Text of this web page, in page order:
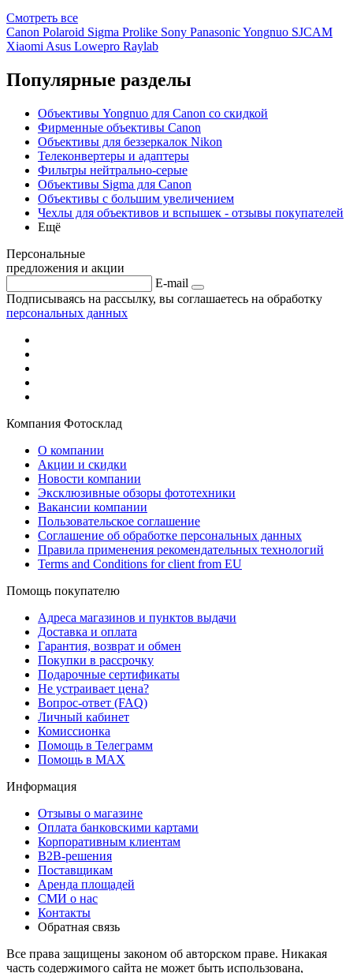
Смотреть все
Canon Polaroid Sigma Prolike Sony PanasonicYongnuo SJCAM
Xiaomi Asus Lowepro Raylab
Популярные разделы
Объективы Yongnuo для Canon со скидкой
Фирменные объективы Canon
Объективы для беззеркалок Nikon
Телеконвертеры и адаптеры
Фильтры нейтрально-серые
Объективы Sigma для Canon
Объективы с большим увеличением
Чехлы для объективов и вспышек - отзывы покупателей
Ещё
Персональные
предложения и акции
E-mail
Подписываясь на рассылку, вы соглашаетесь на обработку
персональных данных
Компания Фотосклад
О компании
Акции и скидки
Новости компании
Эксклюзивные обзоры фототехники
Вакансии компании
Пользовательское соглашение
Соглашение об обработке персональных данных
Правила применения рекомендательных технологий
Terms and Conditions for client from EU
Помощь покупателю
Адреса магазинов и пунктов выдачи
Доставка и оплата
Гарантия, возврат и обмен
Покупки в рассрочку
Подарочные сертификаты
Не устраивает цена?
Вопрос-ответ (FAQ)
Личный кабинет
Комиссионка
Помощь в Телеграмм
Помощь в MAX
Информация
Отзывы о магазине
Оплата банковскими картами
Корпоративным клиентам
B2B-решения
Поставщикам
Аренда площадей
СМИ о нас
Контакты
Обратная связь
Все права защищены законом об авторском праве. Никакая
часть содержимого сайта не может быть использована,